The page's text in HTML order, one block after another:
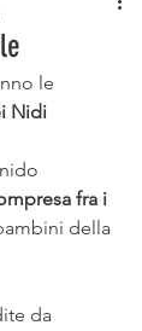
le
Nidi
fra i
della
da